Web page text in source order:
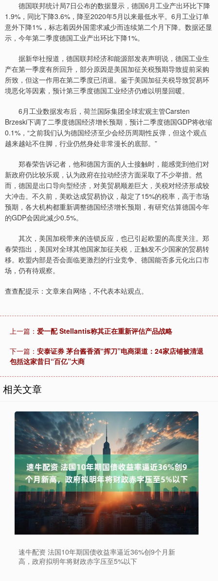
德国联邦统计局7日公布的数据显示，德国6月工业产出环比下降
1.9%，同比下降3.6%，降至2020年5月以来最低水平。6月工业订单
意外下降1%，标志着因外国需求减少而连续第二个月下降。数据还显
示，今年第二季度德国工业产出环比下降1%。
据新华社报道，德国联邦经济和能源部发表声明说，德国工业生
产在第一季度有所回升，部分原因是美国加征关税预期导致提前采购
所致，但这一作用在第二季度已消退。鉴于美国加征关税导致贸易环
境恶化等因素，预计第三季度德国工业经济仍难以明显回暖。
6月工业数据发布后，荷兰国际集团全球宏观主管Carsten
Brzeski下调了二季度德国经济增长预期，预计二季度德国GDP将收缩
0.1%，“之前我们认为德国经济至少会经历周期性反弹，但这个观点
越来越站不住脚，行业仍然身处非常漫长的底部。”
郑春荣告诉记者，他和德国方面的人士接触时，能感觉到他们对
新政府仍比较乐观，认为政府在拉动经济方面采取了不少举措。然
而，德国是出口导向型经济，对美贸易顺差巨大，关税对经济形成较
大冲击。不久前，美欧达成贸易协议，敲定了15%的税率，高于市场
预期，各大机构都重新调整德国经济增长预期，有研究估算德国今年
的GDP会因此减少0.5%。
其次，美国加税带来的连锁反应，也已引起欧盟的高度关注。郑
春荣指出，美国对全球其他国家加征关税，正触发不少国家的贸易转
移。欧盟内部是否会面临更激烈的行业竞争、德国能否多元化出口市
场，仍有待观察。
查查配提示：文章来自网络，不代表本站观点。
上一篇： 爱一配 Stellantis称其正在重新评估产品战略
下一篇： 安泰证券 茅台酱香酒“挥刀”电商渠道：24家店铺被清退
包括这家昔日“百亿”大商
相关文章
速牛配资 法国10年期国债收益率逼近36%创9个月新
高，政府拟明年将财政赤字压至5%以下